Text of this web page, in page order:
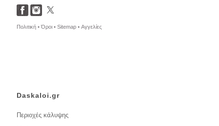
Πολιτική •Όροι • Sitemap • Αγγελίες
Daskaloi.gr
Περιοχές κάλυψης